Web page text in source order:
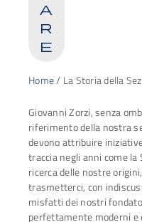
a
r
e
Home/ La Storia della
Giovanni Zorzi, senza
riferimento della nostra
devono attribuire
traccia negli anni come
ricerca delle nostre
trasmetterci, con
misfatti dei nostri
perfettamente moderni e